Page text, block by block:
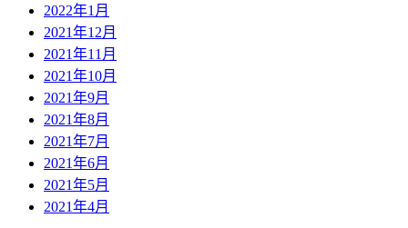
2022年1月
2021年12月
2021年11月
2021年10月
2021年9月
2021年8月
2021年7月
2021年6月
2021年5月
2021年4月